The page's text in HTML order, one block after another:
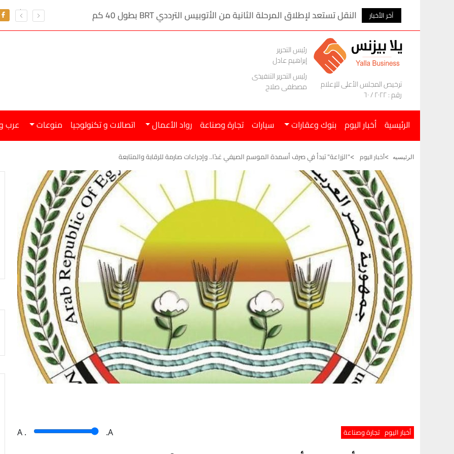
آخر الأخبار المنصور تعلن عن خصومات على موديلات ام جي تصل إلى 100 ألف جنيه
ترخيص المجلس الأعلى للإعلام
رقم : ٢٠٢٢ / ٦٠
رئيس التحرير
إبراهيم عادل
رئيس التحرير التنفيذى
مصطفى صلاح
الرئيسية أخبار اليوم بنوك وعقارات سيارات تجارة وصناعة رواد الأعمال اتصالات و تكنولوجيا منوعات عرب
الرئيسيه أخبار اليوم "الزراعة" تبدأ في صرف أسمدة الموسم الصيفي غدًا.. وإجراءات صارمة للرقابة والمتابعة
أخبار اليوم تجارة وصناعة A . .A